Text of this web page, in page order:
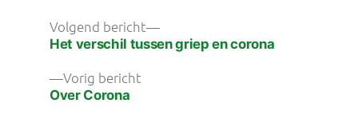
navigatie
Vorig bericht
Over Corona
Volgend bericht
Volgend
bericht:
Het verschil tussen griep en corona